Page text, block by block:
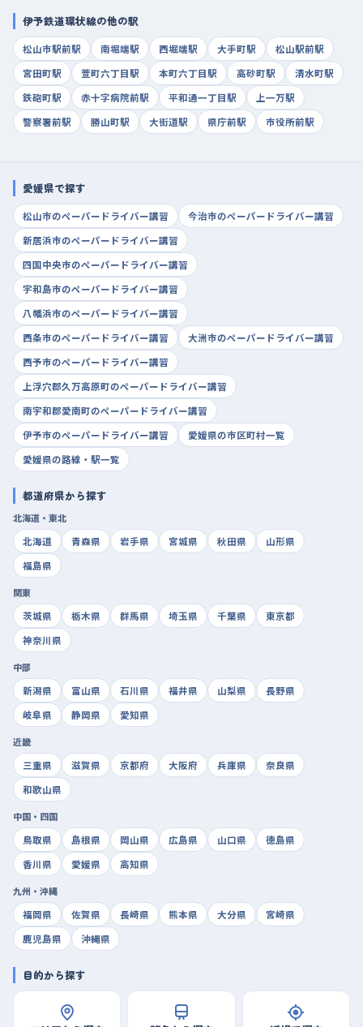
伊予鉄道環状線の他の駅
松山市駅前駅 南堀端駅 西堀端駅 大手町駅
松山駅前駅
宮田町駅
萱町六丁目駅 本町六丁目駅 高砂町駅
清水町駅
鉄砲町駅
赤十字病院前駅 平和通一丁目駅
上一万駅
警察署前駅
勝山町駅 大街道駅 県庁前駅 市役所前駅
愛媛県で探す
松山市のペーパードライバー講習
今治市のペーパードライバー講習
新居浜市のペーパードライバー講習
四国中央市のペーパードライバー講習
宇和島市のペーパードライバー講習
八幡浜市のペーパードライバー講習
西条市のペーパードライバー講習
大洲市のペーパードライバー講習
西予市のペーパードライバー講習
上浮穴郡久万高原町のペーパードライバー講習
南宇和郡愛南町のペーパードライバー講習
伊予市のペーパードライバー講習
愛媛県の市区町村一覧
愛媛県の路線・駅一覧
都道府県から探す
北海道・東北
北海道
青森県 岩手県 宮城県 秋田県
山形県
福島県
関東
茨城県
栃木県 群馬県 埼玉県 千葉県
東京都
神奈川県
中部
新潟県
富山県 石川県 福井県 山梨県
長野県
岐阜県
静岡県 愛知県
近畿
三重県
滋賀県 京都府 大阪府 兵庫県
奈良県
和歌山県
中国・四国
鳥取県
島根県 岡山県 広島県 山口県
徳島県
香川県
愛媛県 高知県
九州・沖縄
福岡県
佐賀県 長崎県 熊本県 大分県
宮崎県
鹿児島県
沖縄県
目的から探す